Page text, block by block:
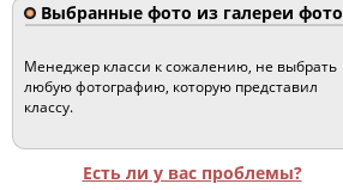
Выбранные фото из галереи фото
Менеджер класси к сожалению, не выбрать
любую фотографию, которую представил
классу.
Есть ли у вас проблемы?